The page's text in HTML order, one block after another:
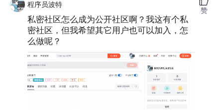
程序员波特
私密社区怎么成为公开社区啊？我这有个私
密社区，但我希望其它用户也可以加入，怎
么做呢？
赞